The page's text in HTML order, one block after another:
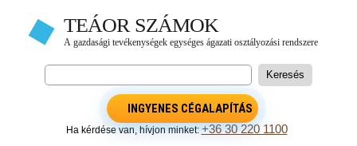
INGYENES CÉGALAPÍTÁS
Ha kérdése van, hívjon minket:+36 30 220 1100